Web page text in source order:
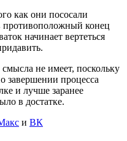
как они пососали
противоположный конец
начинает вертеться
не имеет, поскольку
завершении процесса
и лучше заранее
в достатке.
и ВК